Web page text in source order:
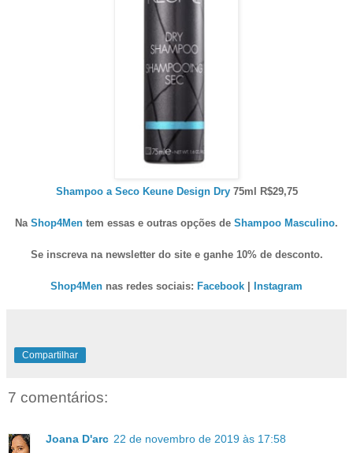
Shampoo a Seco Keune Design Dry75ml R$29,75
Na Shop4Men tem essas e outras opções de Shampoo Masculino.
Se inscreva na newsletter do site e ganhe 10% de desconto.
Shop4Men nas redes sociais: Facebook Instagram
Compartilhar
7 comentários:
Joana D'arc 22 de novembro de 2019 às 17:58